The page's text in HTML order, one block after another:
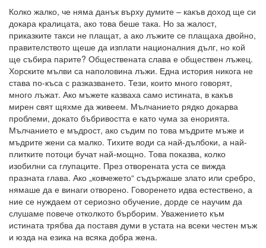
Колко жалко, че няма данък върху думите – какъв доход ще си
докара кралицата, ако това беше така. Но за жалост,
приказките такси не плащат, а ако лъжите се плащаха двойно,
правителството щеше да изплати националния дълг, но кой
ще събира парите? Обществената слава е обществен лъжец.
Хорските мълви са наполовина лъжи. Една история никога не
става по-къса с разказването. Тези, които много говорят,
много лъжат. Ако мъжете казваха само истината, в какъв
мирен свят щяхме да живеем. Мълчанието рядко докарва
проблеми, докато бъбривостта е като чума за енорията.
Мълчанието е мъдрост, ако съдим по това мъдрите мъже и
мъдрите жени са малко. Тихите води са най-дълбоки, а най-
плитките потоци бучат най-мощно. Това показва, колко
изобилни са глупаците. През отворената уста се вижда
празната глава. Ако „ковчежето“ съдържаше злато или сребро,
нямаше да е винаги отворено. Говоренето идва естествено, а
ние се нуждаем от сериозно обучение, дорде се научим да
слушаме повече отколкото бърборим. Уважението към
истината трябва да поставя думи в устата на всеки честен мъж
и юзда на езика на всяка добра жена.